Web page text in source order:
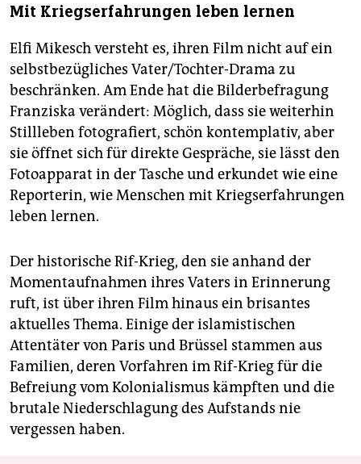
Mit Kriegserfahrungen leben lernen
Elfi Mikesch versteht es, ihren Film nicht auf ein
selbstbezügliches Vater/Tochter-Drama zu
beschränken. Am Ende hat die Bilderbefragung
Franziska verändert: Möglich, dass sie weiterhin
Stillleben fotografiert, schön kontemplativ, aber
sie öffnet sich für direkte Gespräche, sie lässt den
Fotoapparat in der Tasche und erkundet wie eine
Reporterin, wie Menschen mit Kriegserfahrungen
leben lernen.
Der historische Rif-Krieg, den sie anhand der
Momentaufnahmen ihres Vaters in Erinnerung
ruft, ist über ihren Film hinaus ein brisantes
aktuelles Thema. Einige der islamistischen
Attentäter von Paris und Brüssel stammen aus
Familien, deren Vorfahren im Rif-Krieg für die
Befreiung vom Kolonialismus kämpften und die
brutale Niederschlagung des Aufstands nie
vergessen haben.